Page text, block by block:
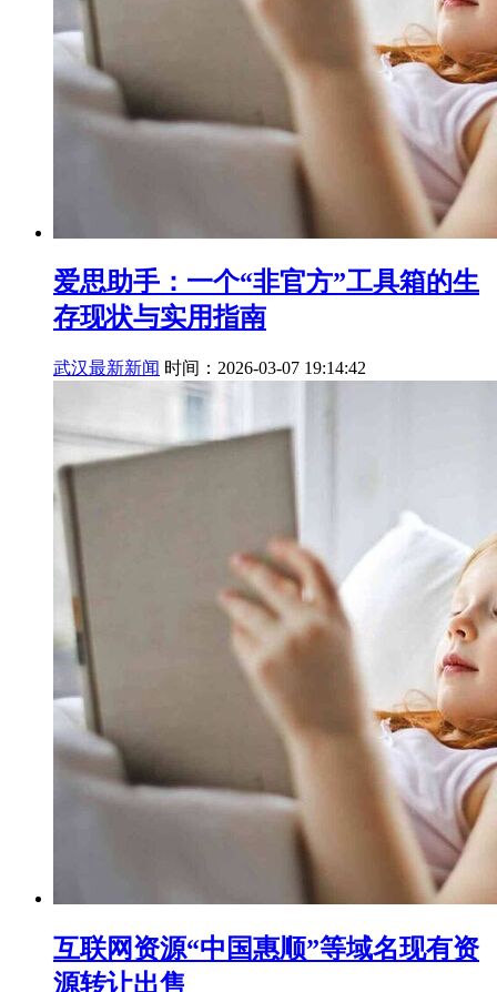
爱思助手：一个“非官方”工具箱的生
存现状与实用指南
武汉最新新闻 时间：2026-03-07 19:14:42
互联网资源“中国惠顺”等域名现有资
源转让出售